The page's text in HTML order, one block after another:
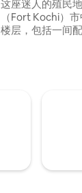
这座迷人的殖民
（Fort Kochi）市中心。 您将
楼层，包括一间